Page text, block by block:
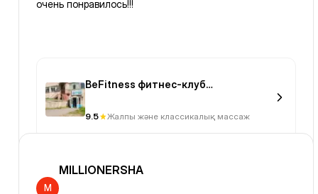
очень понравилось!!!
BeFitness фитнес-клуб
9.5 Жалпы және классикалық массаж
M
MILLIONERSHA